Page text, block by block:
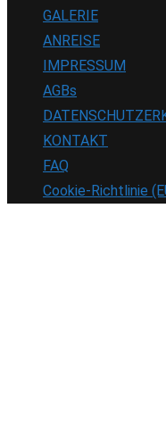
GALERIE
ANREISE
IMPRESSUM
AGBs
KONTAKT
FAQ
Cookie-Richtlinie